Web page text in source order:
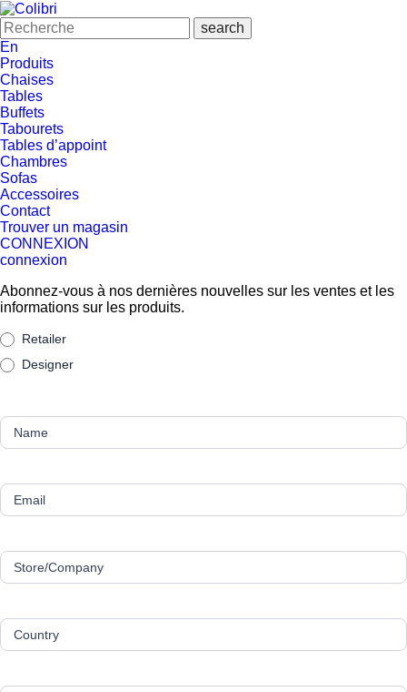
En
Produits
Chaises
Tables
Buffets
Tabourets
Tables d’appoint
Chambres
Sofas
Accessoires
Contact
Trouver un magasin
CONNEXION
connexion
Abonnez-vous à nos dernières nouvelles sur les ventes et les
informations sur les produits.
Suscribe
Retailer
Designer
Name
Email
Store/Company
Country